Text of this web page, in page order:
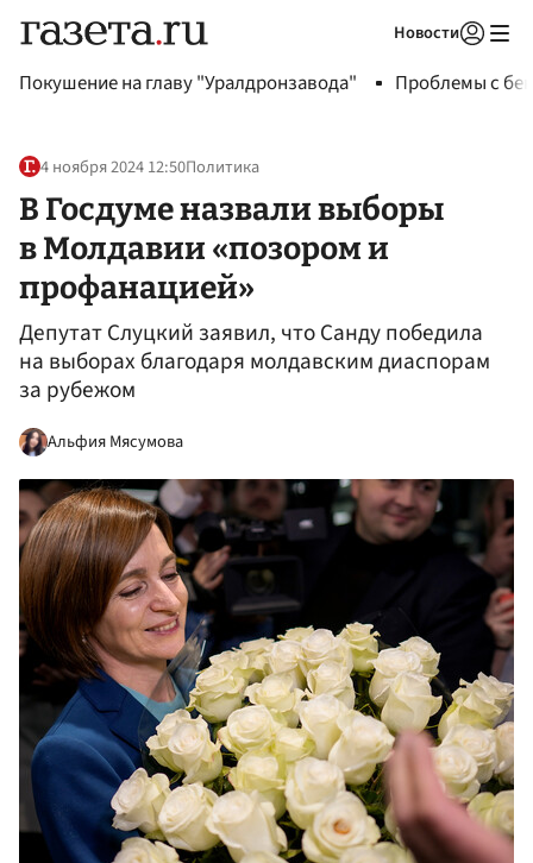
Новости
Покушение на главу "Уралдронзавода" Проблемы с
4 ноября 2024 12:50Политика
В Госдуме назвали выборы
в Молдавии «позором и
профанацией»
Депутат Слуцкий заявил, что Санду победила
на выборах благодаря молдавским диаспорам
за рубежом
Альфия Мясумова